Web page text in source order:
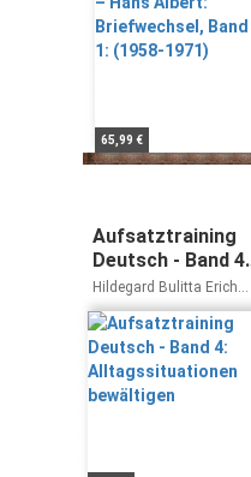
65,99 €
Aufsatztraining
Deutsch - Band 4:
Alltagssituationen
bewältigen
Hildegard Bulitta Erich
Bulitta